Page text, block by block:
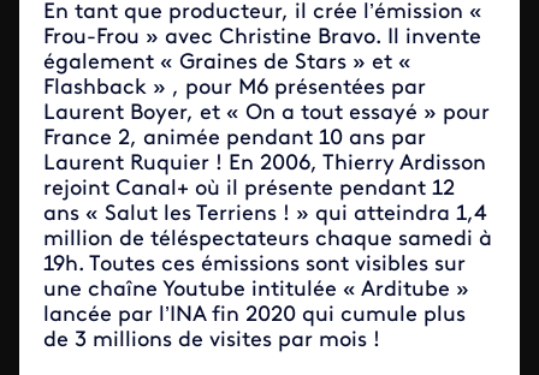
En tant que producteur, il crée l’émission «
Frou-Frou » avec Christine Bravo. Il invente
également « Graines de Stars » et «
Flashback » , pour M6 présentées par
Laurent Boyer, et « On a tout essayé » pour
France 2, animée pendant 10 ans par
Laurent Ruquier ! En 2006, Thierry Ardisson
rejoint Canal+ où il présente pendant 12
ans « Salut les Terriens ! » qui atteindra 1,4
million de téléspectateurs chaque samedi à
19h. Toutes ces émissions sont visibles sur
une chaîne Youtube intitulée « Arditube »
lancée par l’INA fin 2020 qui cumule plus
de 3 millions de visites par mois !